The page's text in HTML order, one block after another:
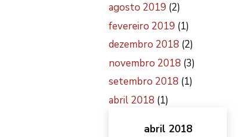
agosto 2019 (2)
fevereiro 2019 (1)
dezembro 2018 (2)
novembro 2018 (3)
setembro 2018 (1)
abril 2018 (1)
abril 2018